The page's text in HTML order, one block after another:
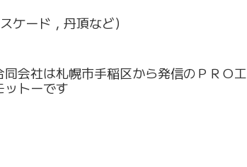
ケード，丹頂など）
会社は札幌市手稲区から発信のＰＲＯ
ットーです